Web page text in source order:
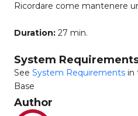
Ricordare come mantenere
Duration: 27 min.
System
See System Requirements in
Base
Author